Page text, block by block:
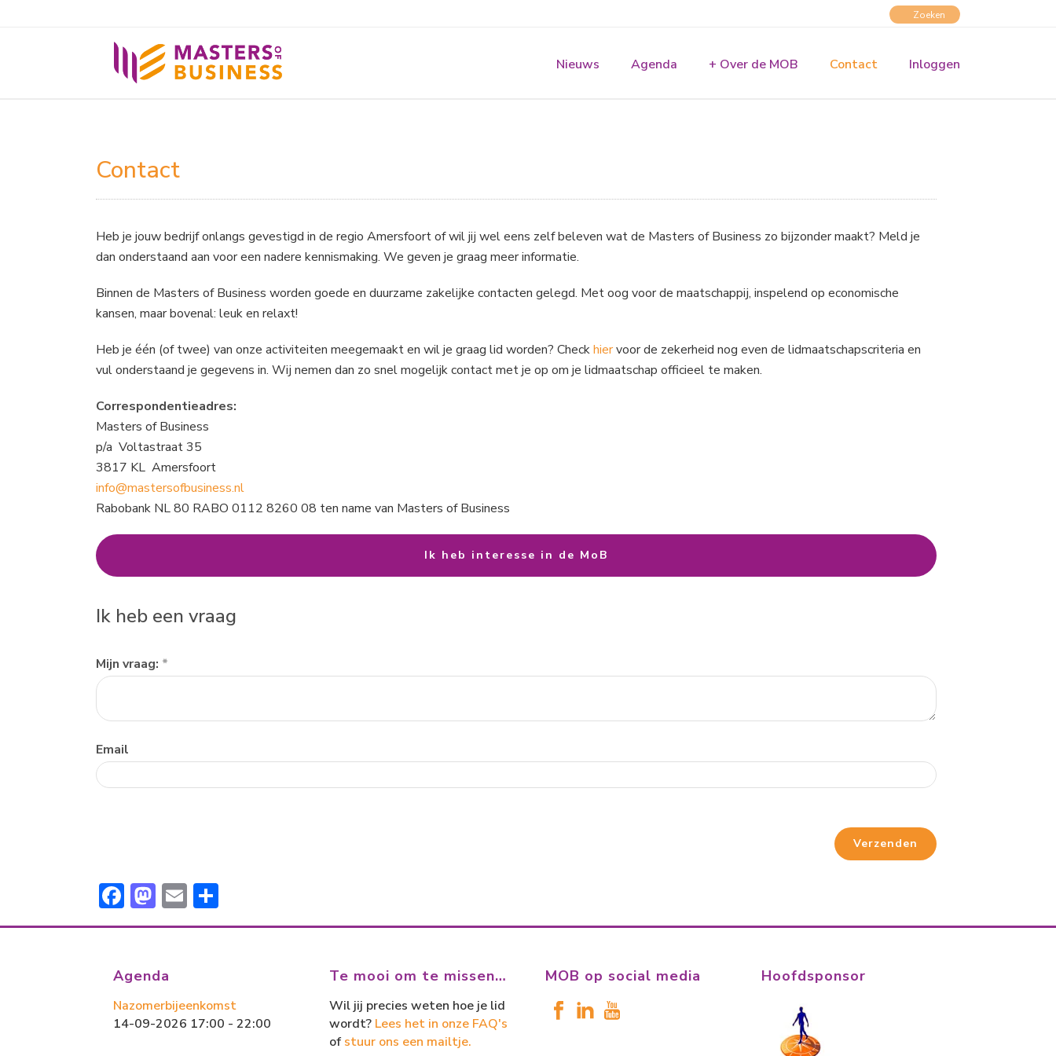
Nieuws Agenda + Over de MOB Contact Inloggen
Contact
Heb je jouw bedrijf onlangs gevestigd in de regio Amersfoort of wil jij wel eens zelf beleven wat de Masters of Business zo bijzonder maakt? Meld je
dan onderstaand aan voor een nadere kennismaking. We geven je graag meer informatie.
Binnen de Masters of Business worden goede en duurzame zakelijke contacten gelegd. Met oog voor de maatschappij, inspelend op economische
kansen, maar bovenal: leuk en relaxt!
Heb je één (of twee) van onze activiteiten meegemaakt en wil je graag lid worden? Checkhiervoor de zekerheid nog even de lidmaatschapscriteria en
vul onderstaand je gegevens in. Wij nemen dan zo snel mogelijk contact met je op om je lidmaatschap officieel te maken.
Correspondentieadres:
Masters of Business
p/a Voltastraat 35
3817 KL Amersfoort
info@mastersofbusiness.nl
Rabobank NL 80 RABO 0112 8260 08 ten name van Masters of Business
Ik heb interesse in de MoB
Ik heb een vraag
Ik
heb
vraag
Mijn vraag: *
Email
Verzenden
F
ac
b
o
ok
M
a
o
d
o
E
m el
Agenda
Nazomerbijeenkomst
14-09-2026 17:00 - 22:00
Te mooi om te missen…
Wil jij precies weten hoe je lid
wordt? Lees het in onze FAQ's
of stuur ons een mailtje.
MOB op social media Hoofdsponsor